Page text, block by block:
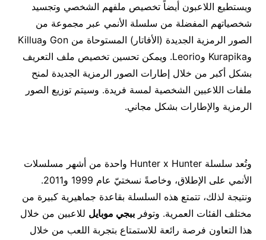
ويستطيع اللاعبون أيضاً تخصيص ملفهم الشخصي وتجسيد
شخصياتهم المفضلة من سلسلة الأنمي عبر مجموعة من
الصور الرمزية الجديدة (الأفاتار) المستوحاة من Gon وKillua
وKurapika وLeorio. ويمكن تحسين تخصيص ملف التعريف
بشكل أكبر من خلال إطارات الصور الرمزية الجديدة لمنح
ملفات اللاعبين الشخصية لمسة فريدة. وسيتم توزيع الصور
الرمزية والإطارات بشكل مجاني.
وتُعد سلسلة Hunter x Hunter واحدة من أشهر مسلسلات
الأنمي على الإطلاق، وخاصةً نسختيّ عام 1999 و2011.
ونتيجة لذلك، تتمتع هذه السلسلة بقاعدة جماهيرية كبيرة من
مختلف الفئات العمرية. وتوفر ببجي موبايل للاعبين من خلال
هذا التعاون فرصة رائعة للاستمتاع بتجربة اللعب من خلال